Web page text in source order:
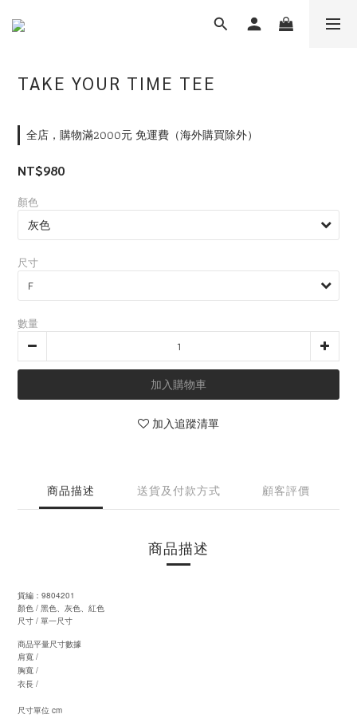
TAKE YOUR TIME TEE
全店，購物滿2000元 免運費（海外購買除外）
NT$980
顏色
尺寸
數量
加入購物車
加入追蹤清單
商品描述 送貨及付款方式 顧客評價
商品描述
貨編： 9804201
顏色 / 黑色、灰色、紅色
尺寸 / 單一尺寸
商品平量尺寸數據
肩寬 /
胸寬 /
衣長 /
尺寸單位 cm